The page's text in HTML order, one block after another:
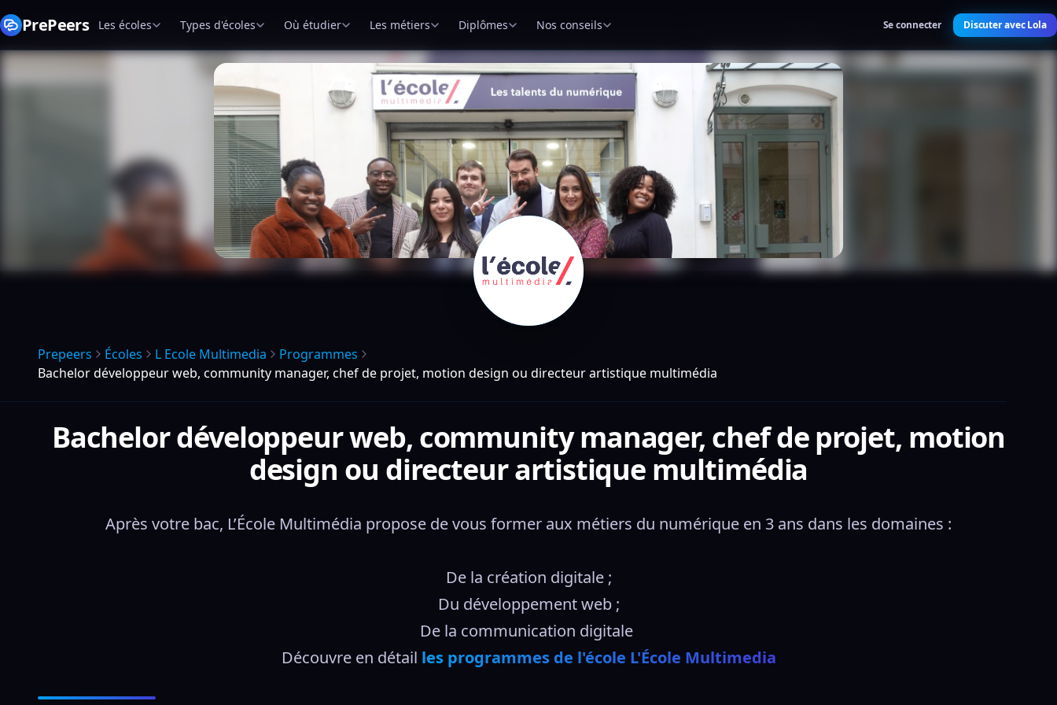
PrePeers Les écoles Types d'écoles Où étudier Les métiers Diplômes Nos conseils Se connecter Discuter avec Lola
Prepeers Écoles L Ecole Multimedia
Programmes
Bachelor développeur web, community manager, chef de projet, motion design ou directeur artistique multimédia
Bachelor développeur web, community manager, chef de projet, motion
design ou directeur artistique multimédia
Après votre bac, L’École Multimédia propose de vous former aux métiers du numérique en 3 ans dans les domaines :
De la création digitale ;
Du développement web ;
De la communication digitale
Découvre en détail les programmes de l'école L'École Multimedia